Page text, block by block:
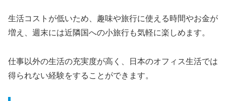
生活コストが低いため、趣味や旅行に使える時間やお金が
増え、週末には近隣国への小旅行も気軽に楽しめます。
仕事以外の生活の充実度が高く、日本のオフィス生活では
得られない経験をすることができます。